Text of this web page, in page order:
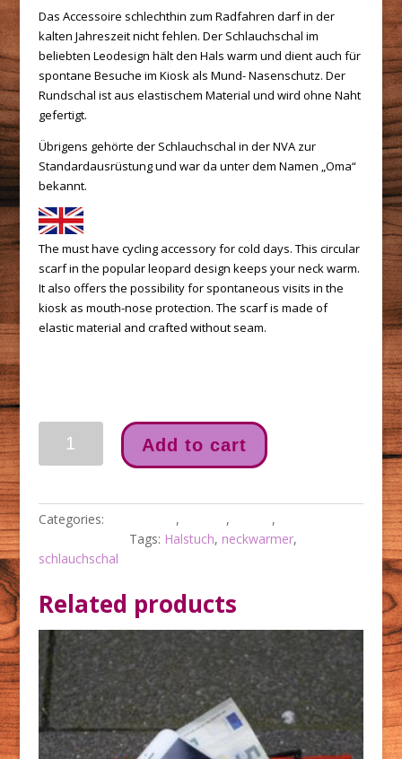
Das Accessoire schlechthin zum Radfahren darf in der
kalten Jahreszeit nicht fehlen. Der Schlauchschal im
beliebten Leodesign hält den Hals warm und dient auch für
spontane Besuche im Kiosk als Mund- Nasenschutz. Der
Rundschal ist aus elastischem Material und wird ohne Naht
gefertigt.
Übrigens gehörte der Schlauchschal in der NVA zur
Standardausrüstung und war da unter dem Namen „Oma“
bekannt.
The must have cycling accessory for cold days. This circular
scarf in the popular leopard design keeps your neck warm.
It also offers the possibility for spontaneous visits in the
kiosk as mouth-nose protection. The scarf is made of
elastic material and crafted without seam.
Schlauchschal
quantity
Add to cart
Categories: , ,
,
Tags: Halstuch, neckwarmer,
schlauchschal
Related products